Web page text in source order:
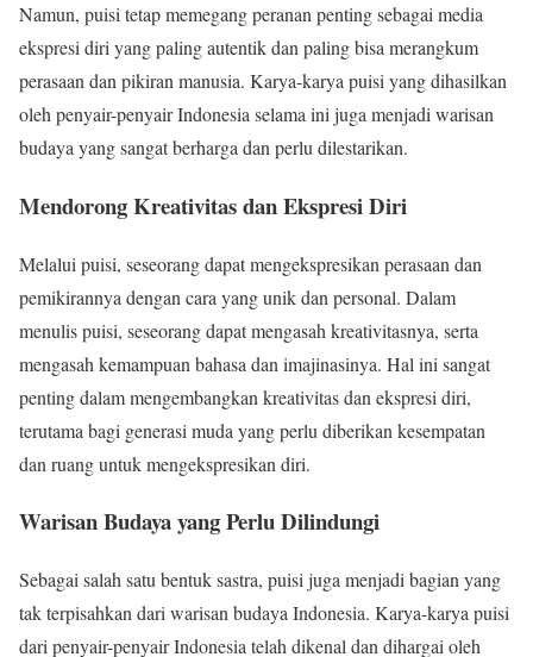
Namun, puisi tetap memegang peranan penting sebagai media
ekspresi diri yang paling autentik dan paling bisa merangkum
perasaan dan pikiran manusia. Karya-karya puisi yang dihasilkan
oleh penyair-penyair Indonesia selama ini juga menjadi warisan
budaya yang sangat berharga dan perlu dilestarikan.
Mendorong Kreativitas dan Ekspresi Diri
Melalui puisi, seseorang dapat mengekspresikan perasaan dan
pemikirannya dengan cara yang unik dan personal. Dalam
menulis puisi, seseorang dapat mengasah kreativitasnya, serta
mengasah kemampuan bahasa dan imajinasinya. Hal ini sangat
penting dalam mengembangkan kreativitas dan ekspresi diri,
terutama bagi generasi muda yang perlu diberikan kesempatan
dan ruang untuk mengekspresikan diri.
Warisan Budaya yang Perlu Dilindungi
Sebagai salah satu bentuk sastra, puisi juga menjadi bagian yang
tak terpisahkan dari warisan budaya Indonesia. Karya-karya puisi
dari penyair-penyair Indonesia telah dikenal dan dihargai oleh